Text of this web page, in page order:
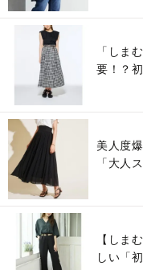
「しま
要！？
美人度
「大人
【しま
しい「